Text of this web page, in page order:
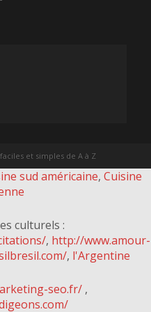
et simples de A à Z
sud américaine, Cuisine
culturels :
, http://www.amour-
, l'Argentine
seo.fr/ ,